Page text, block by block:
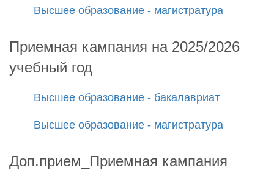
Высшее образование - магистратура
Приемная кампания на 2025/2026
учебный год
Высшее образование - бакалавриат
Высшее образование - магистратура
Доп.прием_Приемная кампания